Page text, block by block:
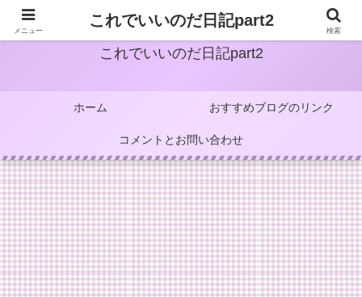
これでいいのだ日記part2
ホーム おすすめブログのリンク
コメントとお問い合わせ
メニュー
これでいいのだ日記part2
検索